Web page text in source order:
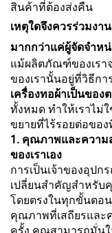
สินค้าที่ต้องส่งคืน
เหตุใดจึงควรร่วมงา
มากกว่าแค่ผู้จัดจำห
แม้ผลิตภัณฑ์ของเรา
ของเรานั้นอยู่ที่วิธีก
เครื่องทอผ้าเป็นของ
ทั้งหมด ทำให้เราไม่
ขยายที่ไร้รอยต่อขอ
1. คุณภาพและความ
ของเราเอง
การเป็นเจ้าของอุปก
เปลี่ยนสำคัญสำหรับ
โดยตรงในทุกขั้นตอ
คุณภาพที่เสถียรและ